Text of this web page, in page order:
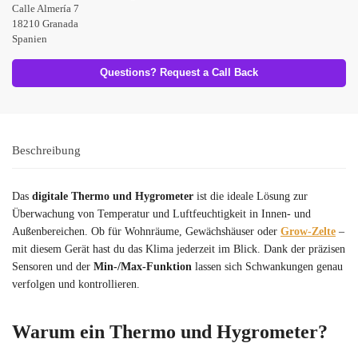
Calle Almería 7
18210 Granada
Spanien
Questions? Request a Call Back
Beschreibung
Das digitale Thermo und Hygrometer ist die ideale Lösung zur
Überwachung von Temperatur und Luftfeuchtigkeit in Innen- und
Außenbereichen. Ob für Wohnräume, Gewächshäuser oder Grow-Zelte –
mit diesem Gerät hast du das Klima jederzeit im Blick. Dank der präzisen
Sensoren und der Min-/Max-Funktion lassen sich Schwankungen genau
verfolgen und kontrollieren.
Warum ein Thermo und Hygrometer?